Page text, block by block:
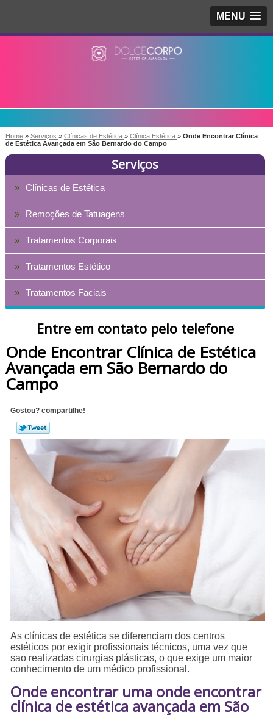
MENU
Home » Serviços » Clínicas de Estética » Clínica Estética » Onde Encontrar Clínica
de Estética Avançada em São Bernardo do Campo
Serviços
Clínicas de Estética
Remoções de Tatuagens
Tratamentos Corporais
Tratamentos Estético
Tratamentos Faciais
Entre em contato pelo telefone
Onde Encontrar Clínica de Estética
Avançada em São Bernardo do
Campo
Gostou? compartilhe!
As clínicas de estética se diferenciam dos centros
estéticos por exigir profissionais técnicos, uma vez que
sao realizadas cirurgias plásticas, o que exige um maior
conhecimento de um médico profissional.
Onde encontrar uma onde encontrar
clínica de estética avançada em São